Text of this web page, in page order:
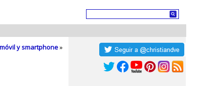
y smartphone»